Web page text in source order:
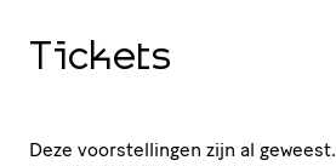
Tickets
Deze voorstellingen zijn al geweest.